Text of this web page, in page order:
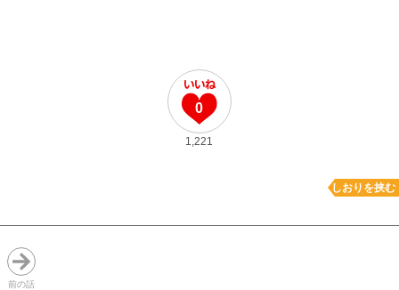
0
1,221
しおりを挟む
前の話